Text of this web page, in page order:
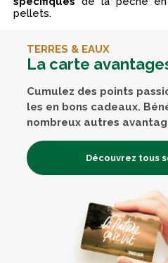
pellets.
TERRES & EAUX
La carte
Cumulez des points
les en bons cadeaux.
nombreux autres
Découvrez tous